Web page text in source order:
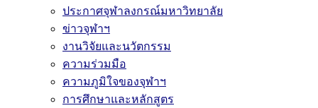
ประกาศจุฬาลงกรณ์มหาวิทยาลัย
ข่าวจุฬาฯ
งานวิจัยและนวัตกรรม
ความร่วมมือ
ความภูมิใจของจุฬาฯ
การศึกษาและหลักสูตร